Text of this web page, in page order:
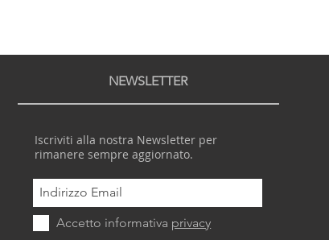
NEWSLETTER
Iscriviti alla nostra Newsletter per
rimanere sempre aggiornato.
Accetto informativa privacy